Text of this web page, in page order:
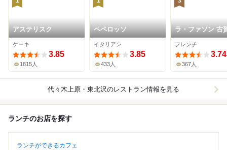
アステリスク
ケーキ
3.85
1815人
ペペロッソ
イタリアン
3.85
433人
ラ・ファソン 古
フレンチ
3.74
367人
代々木上原・東北沢のレストラン情報を見る
ランチのお店を探す
ランチができるカフェ